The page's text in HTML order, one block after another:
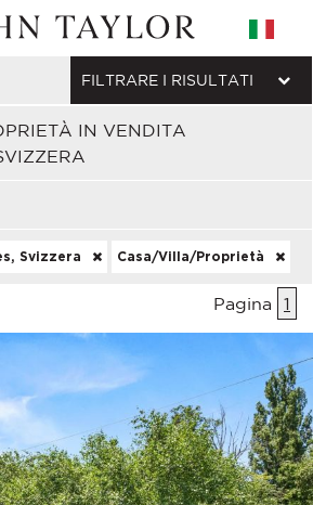
IN VENDITA
FILTRARE I RISULTATI
Svizzera Casa/Villa/Proprietà
Pagina 1